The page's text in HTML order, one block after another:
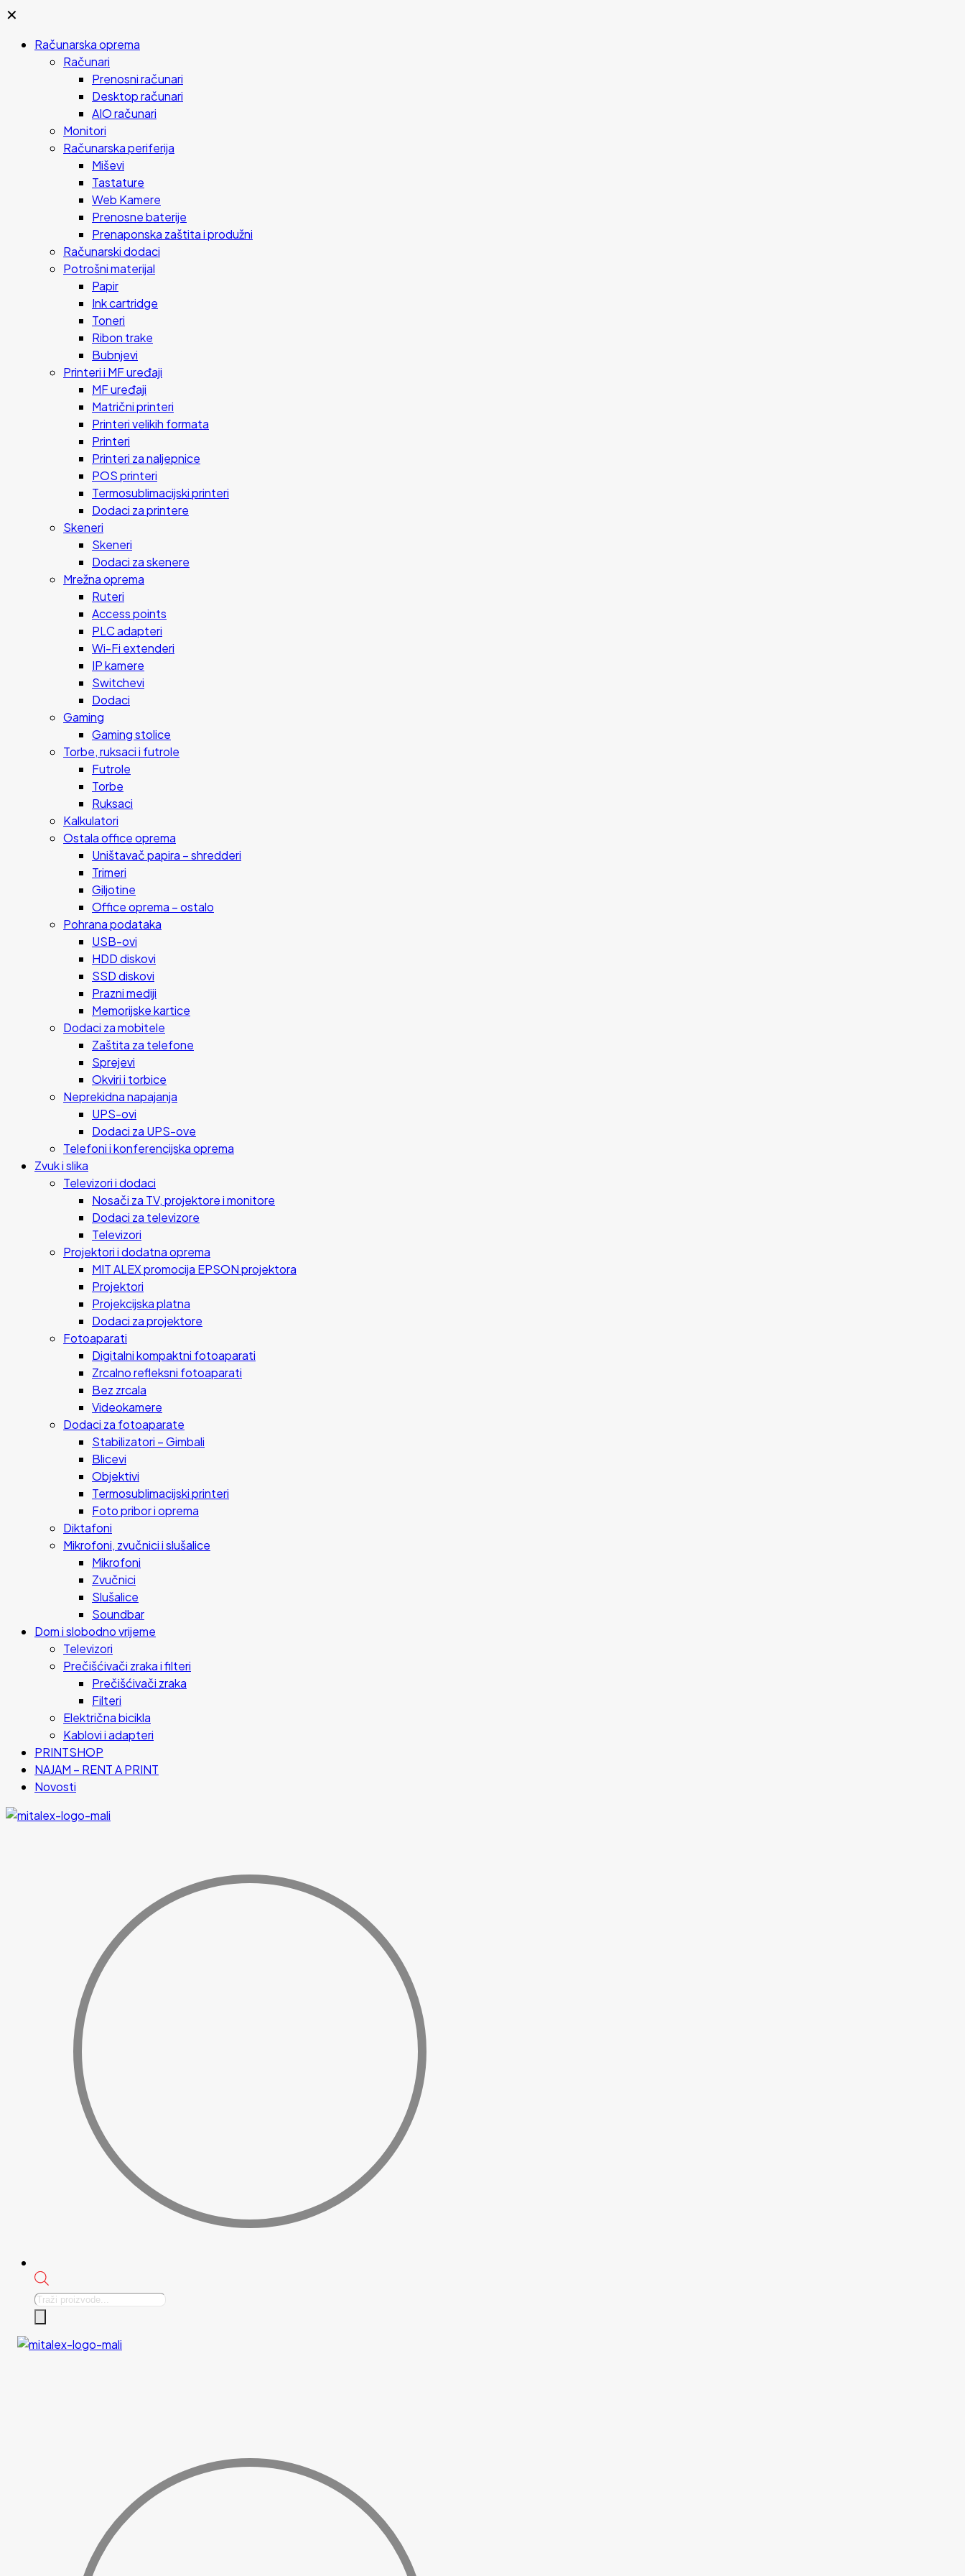
✕
Računarska oprema
Računari
Prenosni računari
Desktop računari
AIO računari
Monitori
Računarska periferija
Miševi
Tastature
Web Kamere
Prenosne baterije
Prenaponska zaštita i produžni
Računarski dodaci
Potrošni materijal
Papir
Ink cartridge
Toneri
Ribon trake
Bubnjevi
Printeri i MF uređaji
MF uređaji
Matrični printeri
Printeri velikih formata
Printeri
Printeri za naljepnice
POS printeri
Termosublimacijski printeri
Dodaci za printere
Skeneri
Skeneri
Dodaci za skenere
Mrežna oprema
Ruteri
Access points
PLC adapteri
Wi-Fi extenderi
IP kamere
Switchevi
Dodaci
Gaming
Gaming stolice
Torbe, ruksaci i futrole
Futrole
Torbe
Ruksaci
Kalkulatori
Ostala office oprema
Uništavač papira – shredderi
Trimeri
Giljotine
Office oprema – ostalo
Pohrana podataka
USB-ovi
HDD diskovi
SSD diskovi
Prazni mediji
Memorijske kartice
Dodaci za mobitele
Zaštita za telefone
Sprejevi
Okviri i torbice
Neprekidna napajanja
UPS-ovi
Dodaci za UPS-ove
Telefoni i konferencijska oprema
Zvuk i slika
Televizori i dodaci
Nosači za TV, projektore i monitore
Dodaci za televizore
Televizori
Projektori i dodatna oprema
MIT ALEX promocija EPSON projektora
Projektori
Projekcijska platna
Dodaci za projektore
Fotoaparati
Digitalni kompaktni fotoaparati
Zrcalno refleksni fotoaparati
Bez zrcala
Videokamere
Dodaci za fotoaparate
Stabilizatori – Gimbali
Blicevi
Objektivi
Termosublimacijski printeri
Foto pribor i oprema
Diktafoni
Mikrofoni, zvučnici i slušalice
Mikrofoni
Zvučnici
Slušalice
Soundbar
Dom i slobodno vrijeme
Televizori
Prečišćivači zraka i filteri
Prečišćivači zraka
Filteri
Električna bicikla
Kablovi i adapteri
PRINTSHOP
NAJAM – RENT A PRINT
Novosti
Products
search